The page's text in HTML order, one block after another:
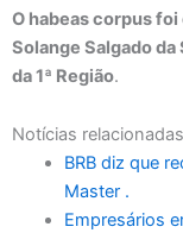
O habeas corpus
Solange Salgado
da 1ª Região.
Notícias
BRB diz que
Master .
Empresários